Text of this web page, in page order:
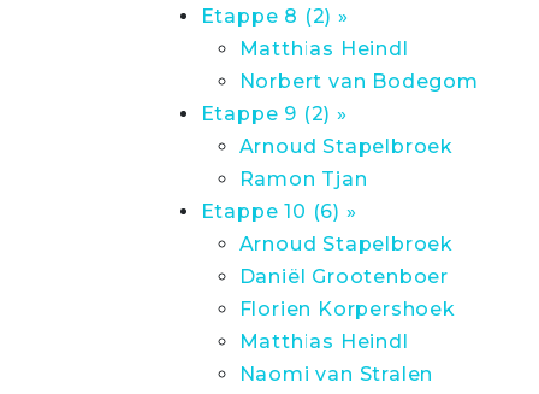
Etappe 8 (2) »
Matthias Heindl
Norbert van Bodegom
Etappe 9 (2) »
Arnoud Stapelbroek
Ramon Tjan
Etappe 10 (6) »
Arnoud Stapelbroek
Daniël Grootenboer
Florien Korpershoek
Matthias Heindl
Naomi van Stralen